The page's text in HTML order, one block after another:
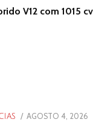
V12 com 1015
POSTED
AGOSTO 4, 2026